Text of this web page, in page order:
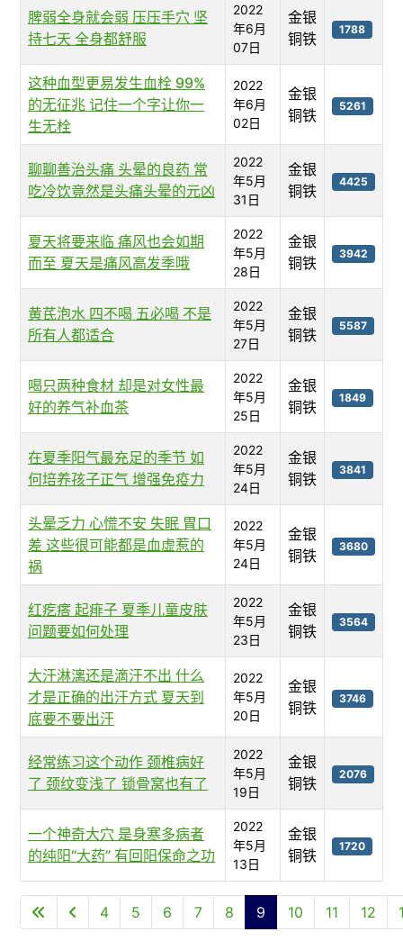
文章列表
脾弱全身就会弱 压压手穴 坚
持七天 全身都舒服
2022
年6月
07日
金银
铜铁
1788
这种血型更易发生血栓 99%
的无征兆 记住一个字让你一
生无栓
2022
年6月
02日
金银
铜铁
5261
聊聊善治头痛 头晕的良药 常
吃冷饮竟然是头痛头晕的元凶
2022
年5月
31日
金银
铜铁
4425
夏天将要来临 痛风也会如期
而至 夏天是痛风高发季哦
2022
年5月
28日
金银
铜铁
3942
黄芪泡水 四不喝 五必喝 不是
所有人都适合
2022
年5月
27日
金银
铜铁
5587
喝只两种食材 却是对女性最
好的养气补血茶
2022
年5月
25日
金银
铜铁
1849
在夏季阳气最充足的季节 如
何培养孩子正气 增强免疫力
2022
年5月
24日
金银
铜铁
3841
头晕乏力 心慌不安 失眠 胃口
差 这些很可能都是血虚惹的
祸
2022
年5月
24日
金银
铜铁
3680
红疙瘩 起痱子 夏季儿童皮肤
问题要如何处理
2022
年5月
23日
金银
铜铁
3564
大汗淋漓还是滴汗不出 什么
才是正确的出汗方式 夏天到
底要不要出汗
2022
年5月
20日
金银
铜铁
3746
经常练习这个动作 颈椎病好
了 颈纹变浅了 锁骨窝也有了
2022
年5月
19日
金银
铜铁
2076
一个神奇大穴 是身寒多病者
的纯阳“大药” 有回阳保命之功
2022
年5月
13日
金银
铜铁
1720
第 9 页 共 67 页
4 5 6 7 8 9 10 11 12